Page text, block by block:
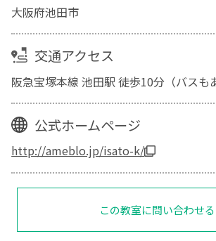
大阪府池田市
交通アクセス
阪急宝塚本線 池田駅 徒歩10分（バスも
公式ホームページ
http://ameblo.jp/isato-k/
この教室に問い合わせる